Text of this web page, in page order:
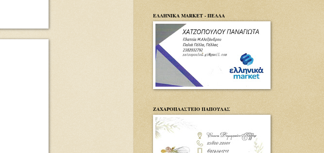
ΕΛΛΗΝΙΚΑ MARKET - ΠΕΛΛΑ
ΖΑΧΑΡΟΠΛΑΣΤΕΙΟ ΠΑΠΟΥΛΑΣ